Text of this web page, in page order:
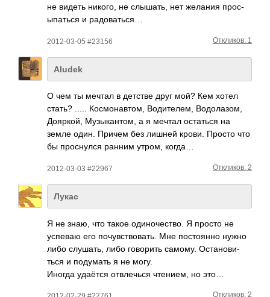
не видеть никого, не слыш­ать, нет желания прос­
ыпат­ься и радо­ваться…
2012-03-05 #23156 Откликов: 1
Aludek
О чем ты мечтал в детстве друг мой? Кем хотел
стать? ..... Косм­онав­том, Води­телем, Водо­лазом,
Дояр­кой, Музы­кант­ом, а я мечтал оста­ться на
земле один. Причем без лишней крови. Просто что
бы прос­нулся ранним утром, когда…
2012-03-03 #22967 Откликов: 2
Лукас
Я не знаю, что такое один­очес­тво. Я просто не
успеваю его почу­вств­овать. Мне пост­оянно нужно
либо слуш­ать, либо гово­рить самому. Оста­нови­
ться и поду­мать я не могу.
Иногда удаётся отвл­ечься чтен­ием, но это…
Откликов: 2